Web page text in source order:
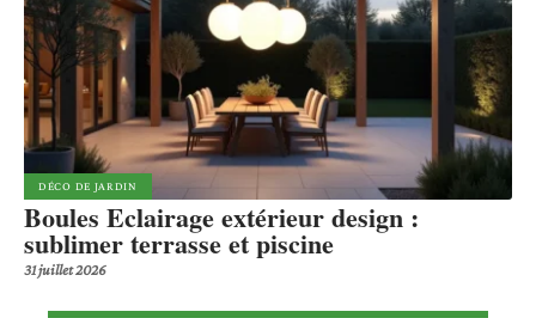
DÉCO DE JARDIN
Boules Eclairage extérieur design :
sublimer terrasse et piscine
31 juillet 2026